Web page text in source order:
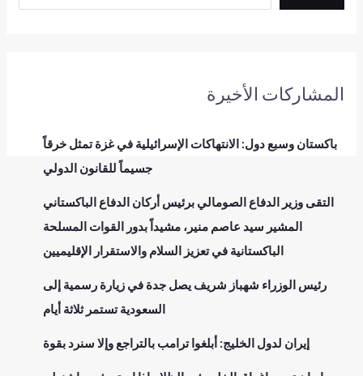
المشاركات الأخيرة
باكستان وسبع دول: الانتهاكات الإسرائيلية في غزة تمثل خرقاً
جسيماً للقانون الدولي
التقى وزير الدفاع الصومالي برئيس أركان الدفاع الباكستاني
المشير سيد عاصم منير، مشيداً بدور القوات المسلحة
الباكستانية في تعزيز السلام والاستقرار الإقليميين
رئيس الوزراء شهباز شريف يصل جدة في زيارة رسمية إلى
السعودية تستمر ثلاثة أيام
إيران لدول الخليج: أبلغوا ترامب بالتراجع وإلا سنرد بقوة